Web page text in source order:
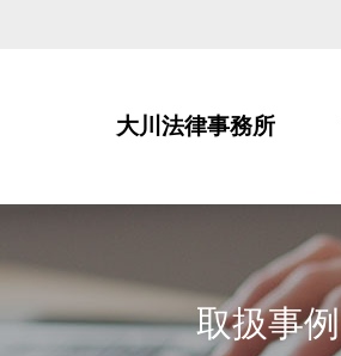
大川法律事務所
取扱事例